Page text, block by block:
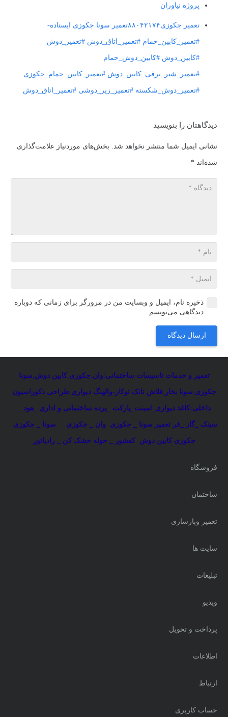
پروژه نیاوران
تعمیر جکوزی۸۸۰۴۲۱۷۴تعمیر سونا جکوزی ایستاده-
#تعمیر_کابین_حمام #تعمیر_اتاق_دوش #تعمیر_دوش
#کابین_دوش #کابین_دوش_حمام
#تعمیر_شیر_برقی_کابین_دوش #تعمیر_کابین_حمام_جکوزی
#تعمیر_دوش_شکسته #تعمیر_زیر_دوشی #تعمیر_اتاق_دوش
دیدگاهتان را بنویسید
نشانی ایمیل شما منتشر نخواهد شد. بخش‌های موردنیاز علامت‌گذاری
شده‌اند *
ذخیره نام، ایمیل و وبسایت من در مرورگر برای زمانی که دوباره
دیدگاهی می‌نویسم.
ارسال دیدگاه
تعمیر و خدمات تاسیسات ساختمانی:وان جکوزی ,کابین دوش سونا
جکوزی سونا بخار فلاش تانک توکار-والهنگ دیواری ,طراحی دکوراسیون
داخلی:کاغذ دیواری_لمینت_پارکت _پرده ساختمانی و اداری _هود _
سینک _گاز _فر تعمیر سونا _ جکوزی وان _ جکوزی سونا _ جکوزی
جکوزی کابین دوش کفشور _ حوله خشک کن _ رادیاتور
فروشگاه
ساختمان
تعمیر وبازسازی
سایت ها
تبلیغات
ویدیو
پرداخت و تحویل
اطلاعات
ارتباط
حساب کاربری